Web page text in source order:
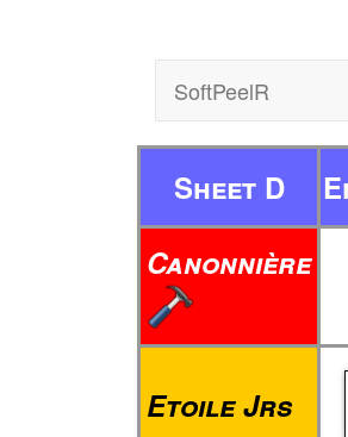
SoftPeelR
Sheet D
Canonnière
Etoile Jrs